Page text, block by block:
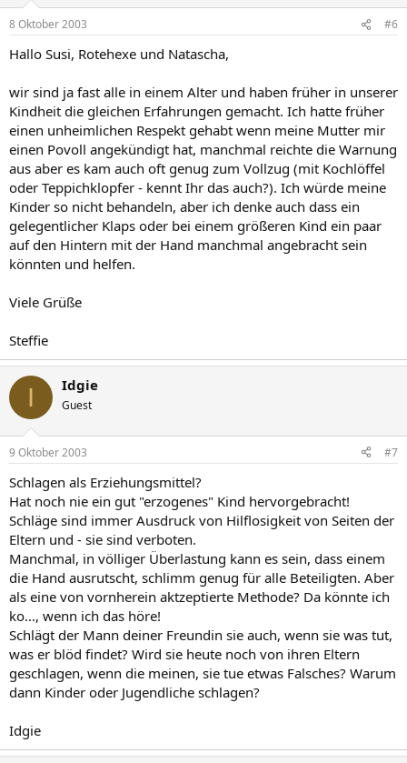
8 Oktober 2003 #6
Hallo Susi, Rotehexe und Natascha,
wir sind ja fast alle in einem Alter und haben früher in unserer
Kindheit die gleichen Erfahrungen gemacht. Ich hatte früher
einen unheimlichen Respekt gehabt wenn meine Mutter mir
einen Povoll angekündigt hat, manchmal reichte die Warnung
aus aber es kam auch oft genug zum Vollzug (mit Kochlöffel
oder Teppichklopfer - kennt Ihr das auch?). Ich würde meine
Kinder so nicht behandeln, aber ich denke auch dass ein
gelegentlicher Klaps oder bei einem größeren Kind ein paar
auf den Hintern mit der Hand manchmal angebracht sein
könnten und helfen.
Viele Grüße
Steffie
I Idgie
Guest
9 Oktober 2003 #7
Schlagen als Erziehungsmittel?
Hat noch nie ein gut "erzogenes" Kind hervorgebracht!
Schläge sind immer Ausdruck von Hilflosigkeit von Seiten der
Eltern und - sie sind verboten.
Manchmal, in völliger Überlastung kann es sein, dass einem
die Hand ausrutscht, schlimm genug für alle Beteiligten. Aber
als eine von vornherein aktzeptierte Methode? Da könnte ich
ko..., wenn ich das höre!
Schlägt der Mann deiner Freundin sie auch, wenn sie was tut,
was er blöd findet? Wird sie heute noch von ihren Eltern
geschlagen, wenn die meinen, sie tue etwas Falsches? Warum
dann Kinder oder Jugendliche schlagen?
Idgie